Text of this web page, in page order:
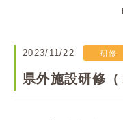
2023/11/22 研修
県外施設研修（